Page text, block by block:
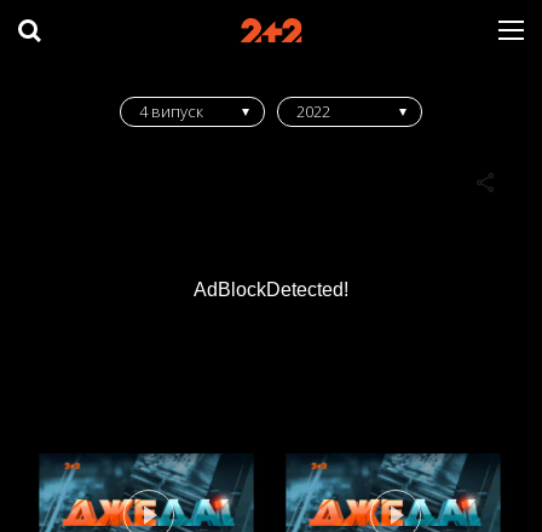
AdBlockDetected!
4 випуск 2022